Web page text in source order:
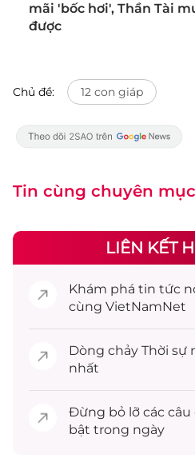
mãi 'bốc hơi', Thần Tài
được
Chủ đề: 12 con giáp
Tin cùng chuyên mục
LIÊN KẾT
Khám phá tin tức
cùng VietNamNet
Dòng chảy Thời sự
nhất
Đừng bỏ lỡ các câu
bật trong ngày